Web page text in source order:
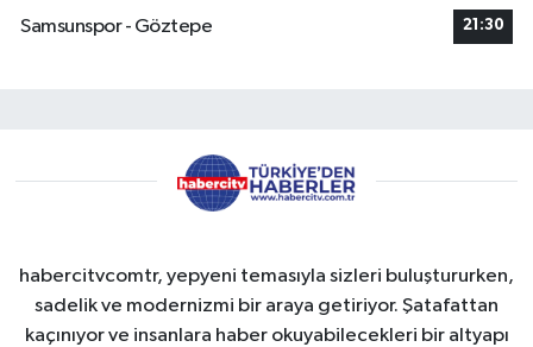
Samsunspor - Göztepe
21:30
habercitvcomtr, yepyeni temasıyla sizleri buluştururken,
sadelik ve modernizmi bir araya getiriyor. Şatafattan
kaçınıyor ve insanlara haber okuyabilecekleri bir altyapı